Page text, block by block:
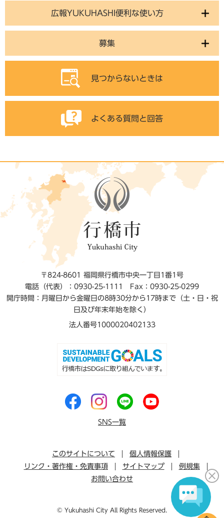
広報YUKUHASHI便利な使い方
募集
見つからないときは
よくある質問と回答
〒824-8601 福岡県行橋市中央一丁目1番1号
電話（代表）：0930-25-1111
Fax：0930-25-0299
開庁時間：月曜日から金曜日の8時30分から17時まで（土・日・祝
日及び年末年始を除く）
法人番号1000020402133
SNS一覧
このサイトについて
個人情報保護
リンク・著作権・免責事項
サイトマップ
例規集
お問い合わせ
© Yukuhashi City All Rights Reserved.